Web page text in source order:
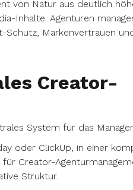
von Natur aus deutlich
Inhalte. Agenturen
Schutz, Markenvertrauen
Creator-
System für das
oder ClickUp, in einer
Creator-
Struktur.